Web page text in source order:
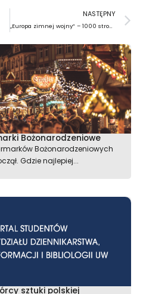
NASTĘPNY
„Europa zimnej wojny” – 1000 stron historii
Bożonarodzeniowe
Bożonarodzeniowych
Gdzie najlepiej...
sztuki polskiej